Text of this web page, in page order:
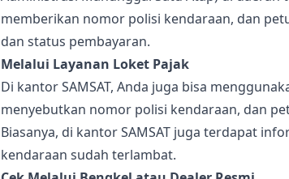
memberikan nomor polisi kendaraan, dan
dan status pembayaran.
Melalui Layanan Loket Pajak
Di kantor SAMSAT, Anda juga bisa
menyebutkan nomor polisi kendaraan, dan
Biasanya, di kantor SAMSAT juga terdapat
kendaraan sudah terlambat.